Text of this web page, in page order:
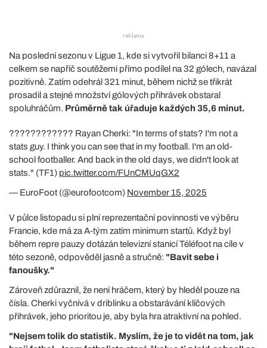
Na poslední sezonu v Ligue 1, kde si vytvořil bilanci 8+11 a
celkem se napříč soutěžemi přímo podílel na 32 gólech, navázal
pozitivně. Zatím odehrál 321 minut, během nichž se třikrát
prosadil a stejné množství gólových přihrávek obstaral
spoluhráčům. Průměrně tak úřaduje každých 35,6 minut.
????????????️ Rayan Cherki: "In terms of stats? I'm not a
stats guy. I think you can see that in my football. I'm an old-
school footballer. And back in the old days, we didn't look at
stats." (TF1) pic.twitter.com/FUnCMUqGX2
— EuroFoot (@eurofootcom) November 15, 2025
V půlce listopadu si plní reprezentační povinnosti ve výběru
Francie, kde má za A-tým zatím minimum startů. Když byl
během repre pauzy dotázán televizní stanicí Téléfoot na cíle v
této sezoně, odpověděl jasně a stručně: "Bavit sebe i
fanoušky."
Zároveň zdůraznil, že není hráčem, který by hleděl pouze na
čísla. Cherki vyčnívá v driblinku a obstarávání klíčových
přihrávek, jeho prioritou je, aby byla hra atraktivní na pohled.
"Nejsem tolik do statistik. Myslím, že je to vidět na tom, jak